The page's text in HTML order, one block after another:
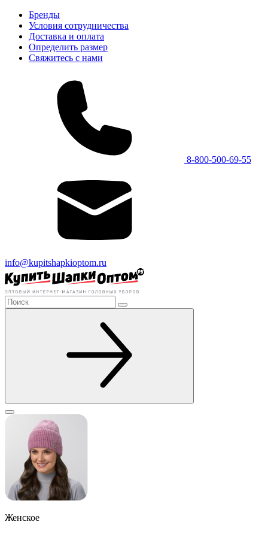
Бренды
Условия сотрудничества
Доставка и оплата
Определить размер
Свяжитесь с нами
8-800-500-69-55
info@kupitshapkioptom.ru
Женское